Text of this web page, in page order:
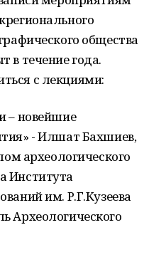
общества
в течение года.
с лекциями:
– новейшие
- Илшат Бахшиев,
археологического
Института
им. Р.Г.Кузеева
Археологического